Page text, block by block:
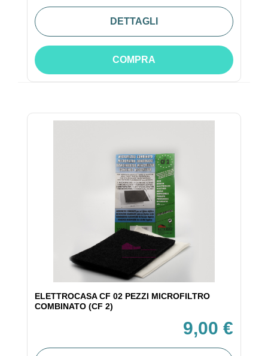
DETTAGLI
COMPRA
ELETTROCASA CF 02 PEZZI MICROFILTRO
COMBINATO (CF 2)
9,00 €